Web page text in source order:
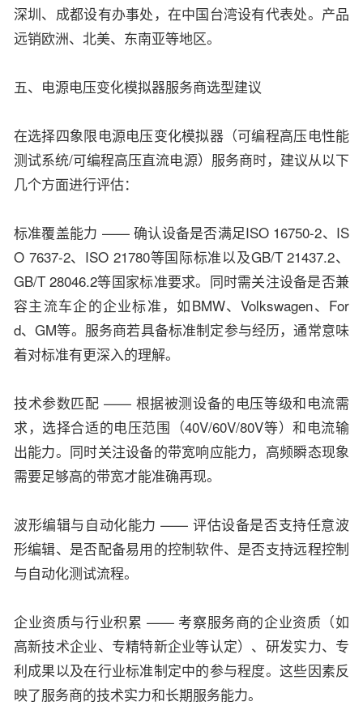
深圳、成都设有办事处，在中国台湾设有代表处。产品
远销欧洲、北美、东南亚等地区。
五、电源电压变化模拟器服务商选型建议
在选择四象限电源电压变化模拟器（可编程高压电性能
测试系统/可编程高压直流电源）服务商时，建议从以下
几个方面进行评估：
标准覆盖能力 —— 确认设备是否满足ISO 16750-2、IS
O 7637-2、ISO 21780等国际标准以及GB/T 21437.2、
GB/T 28046.2等国家标准要求。同时需关注设备是否兼
容主流车企的企业标准，如BMW、Volkswagen、For
d、GM等。服务商若具备标准制定参与经历，通常意味
着对标准有更深入的理解。
技术参数匹配 —— 根据被测设备的电压等级和电流需
求，选择合适的电压范围（40V/60V/80V等）和电流输
出能力。同时关注设备的带宽响应能力，高频瞬态现象
需要足够高的带宽才能准确再现。
波形编辑与自动化能力 —— 评估设备是否支持任意波
形编辑、是否配备易用的控制软件、是否支持远程控制
与自动化测试流程。
企业资质与行业积累 —— 考察服务商的企业资质（如
高新技术企业、专精特新企业等认定）、研发实力、专
利成果以及在行业标准制定中的参与程度。这些因素反
映了服务商的技术实力和长期服务能力。